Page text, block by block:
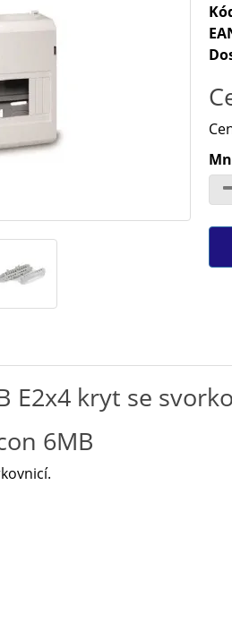
E2x4 kryt se
6MB